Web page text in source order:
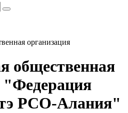
организация
общественная
"Федерация
РСО-Алания"